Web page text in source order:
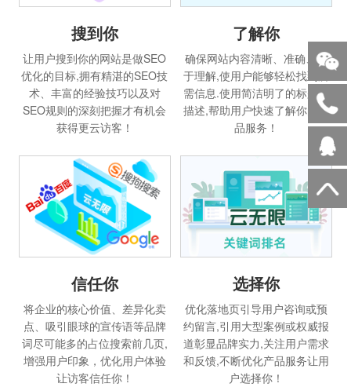
搜到你
让用户搜到你的网站是做SEO
优化的目标,拥有精湛的SEO技
术、丰富的经验技巧以及对
SEO规则的深刻把握才有机会
获得更云访客！
了解你
确保网站内容清晰、准确、易
于理解,使用户能够轻松找到所
需信息.使用简洁明了的标题和
描述,帮助用户快速了解你的产
品服务！
信任你
将企业的核心价值、差异化卖
点、吸引眼球的宣传语等品牌
词尽可能多的占位搜索前几页,
增强用户印象，优化用户体验
让访客信任你！
选择你
优化落地页引导用户咨询或预
约留言,引用大型案例或权威报
道彰显品牌实力,关注用户需求
和反馈,不断优化产品服务让用
户选择你！